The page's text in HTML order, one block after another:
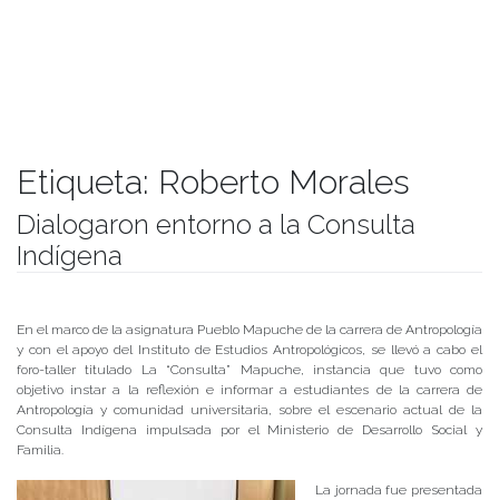
Etiqueta: Roberto Morales
Dialogaron entorno a la Consulta
Indígena
En el marco de la asignatura Pueblo Mapuche de la carrera de Antropología
y con el apoyo del Instituto de Estudios Antropológicos, se llevó a cabo el
foro-taller titulado La “Consulta” Mapuche, instancia que tuvo como
objetivo instar a la reflexión e informar a estudiantes de la carrera de
Antropología y comunidad universitaria, sobre el escenario actual de la
Consulta Indígena impulsada por el Ministerio de Desarrollo Social y
Familia.
La jornada fue presentada